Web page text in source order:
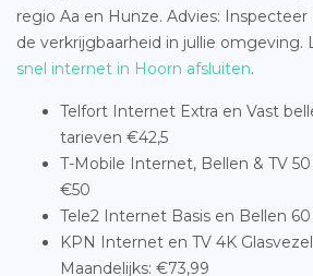
regio Aa en Hunze. Advies:
de verkrijgbaarheid in jullie omgeving.
snel internet in Hoorn afsluiten.
Telfort Internet Extra en Vast
tarieven €42,5
T-Mobile Internet, Bellen & TV
€50
Tele2 Internet Basis en Bellen
KPN Internet en TV 4K
Maandelijks: €73,99